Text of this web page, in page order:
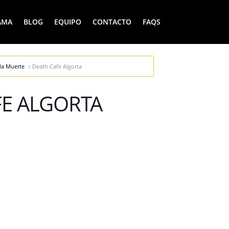
BLOG EQUIPO CONTACTO FAQS
Muerte Death Cafe Algorta
ALGORTA